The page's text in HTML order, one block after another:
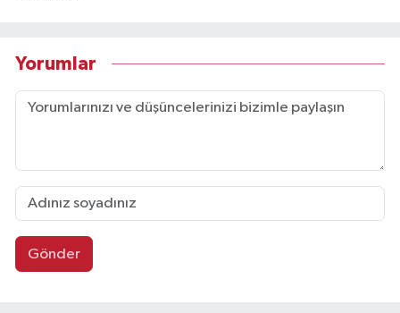
Yorumlar
Gönder